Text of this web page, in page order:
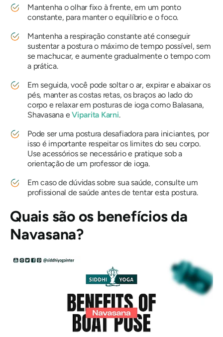
Mantenha o olhar fixo à frente, em um ponto
constante, para manter o equilíbrio e o foco.
Mantenha a respiração constante até conseguir
sustentar a postura o máximo de tempo possível, sem
se machucar, e aumente gradualmente o tempo com
a prática.
Em seguida, você pode soltar o ar, expirar e abaixar os
pés, manter as costas retas, os braços ao lado do
corpo e relaxar em posturas de ioga como Balasana,
Shavasana eViparita Karni.
Pode ser uma postura desafiadora para iniciantes, por
isso é importante respeitar os limites do seu corpo.
Use acessórios se necessário e pratique sob a
orientação de um professor de ioga.
Em caso de dúvidas sobre sua saúde, consulte um
profissional de saúde antes de tentar esta postura.
Quais são os benefícios da
Navasana?